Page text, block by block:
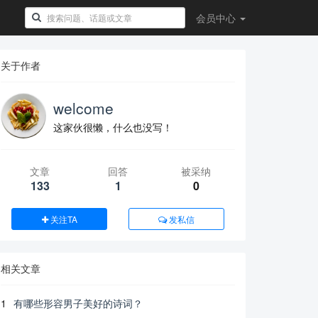
会员中心
关于作者
welcome
这家伙很懒，什么也没写！
文章
133
回答
1
被采纳
0
关注TA 发私信
相关文章
1 有哪些形容男子美好的诗词？